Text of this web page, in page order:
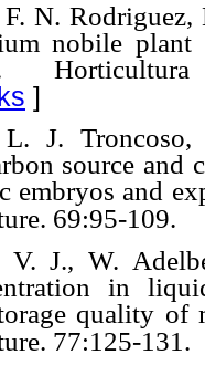
F. N.
nobile
]
J.
source and
embryos and
69:95-109.
V. J., W.
in
quality of
77:125-131.